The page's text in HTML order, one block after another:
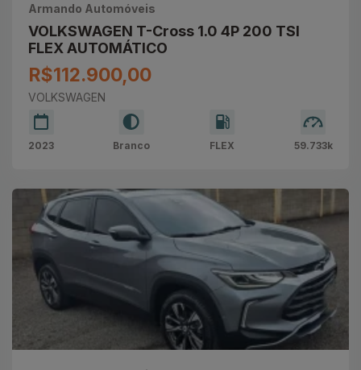
Armando Automóveis
VOLKSWAGEN T-Cross 1.0 4P 200 TSI
FLEX AUTOMÁTICO
R$112.900,00
VOLKSWAGEN
2023 Branco FLEX 59.733k